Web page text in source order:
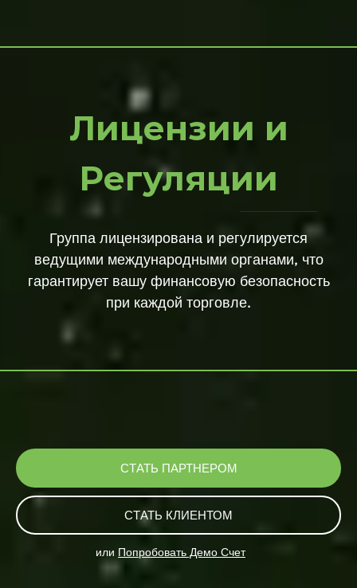
Лицензии и
Регуляции
Группа лицензирована и регулируется
ведущими международными органами, что
гарантирует вашу финансовую безопасность
при каждой торговле.
СТАТЬ ПАРТНЕРОМ
СТАТЬ КЛИЕНТОМ
или Попробовать Демо Счет